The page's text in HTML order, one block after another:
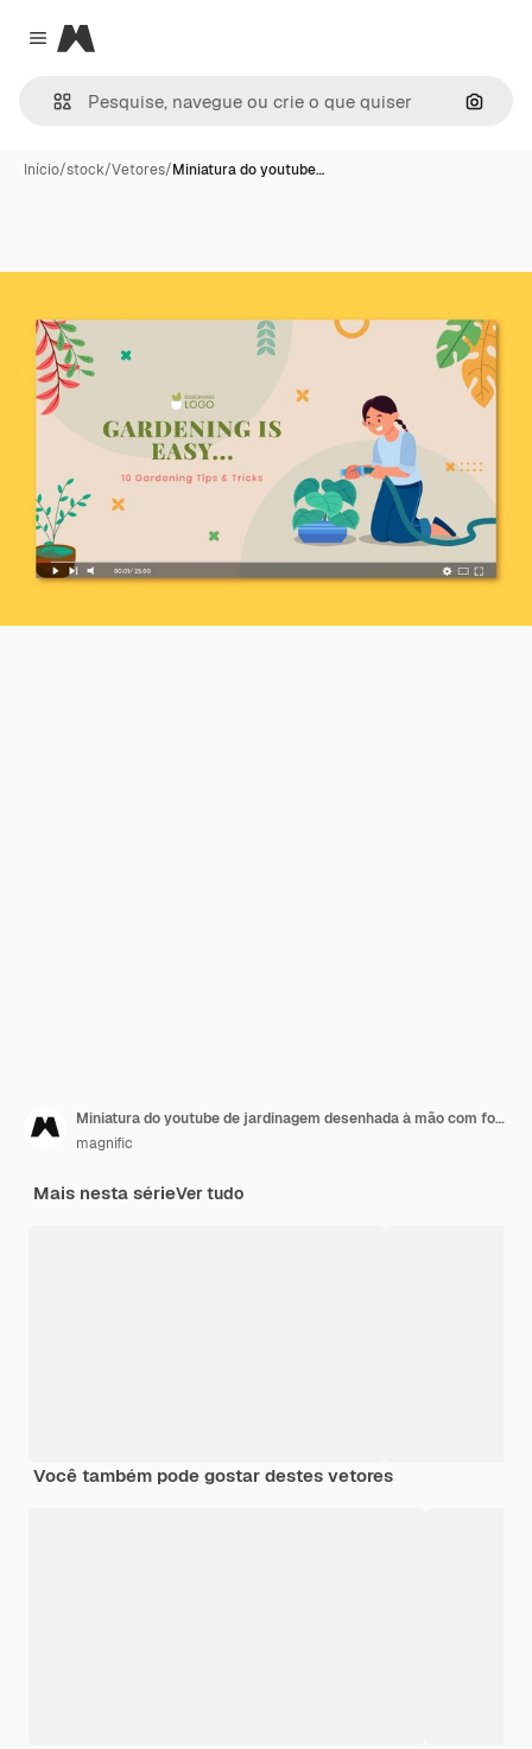
Close menu
Magnific
Início/stock/Vetores/Miniatura do youtube…
Miniatura do youtube de jardinagem desenhada à mão com folha
magnific
Mais nesta sérieVer tudo
Você também pode gostar destes vetores